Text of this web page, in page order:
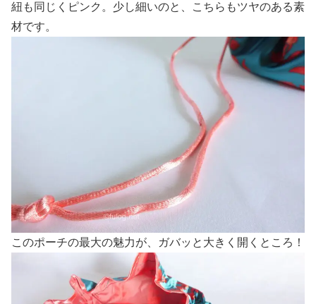
紐も同じくピンク。少し細いのと、こちらもツヤのある素
材です。
このポーチの最大の魅力が、ガバッと大きく開くところ！